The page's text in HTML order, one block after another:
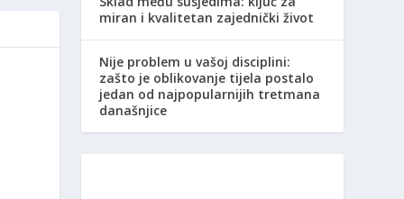
miran i kvalitetan zajednički život
Nije problem u vašoj disciplini:
zašto je oblikovanje tijela postalo
jedan od najpopularnijih tretmana
današnjice